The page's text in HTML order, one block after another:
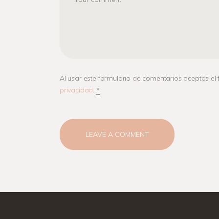
Al usar este formulario de comentarios aceptas
privacidad. *